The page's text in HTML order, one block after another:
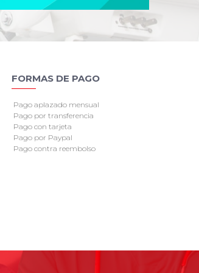
FORMAS DE PAGO
Pago aplazado mensual
Pago por transferencia
Pago con tarjeta
Pago por Paypal
Pago contra reembolso